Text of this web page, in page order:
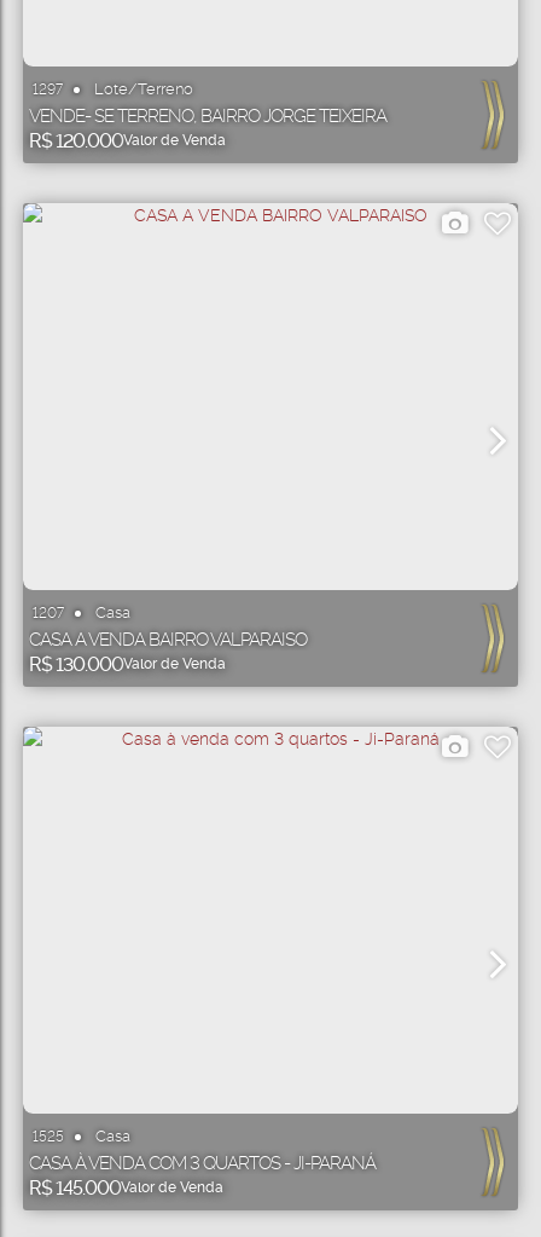
1297 Lote/Terreno
R$120.000Valor de Venda
VENDE- SE TERRENO, BAIRRO JORGE TEIXEIRA
1207 Casa
R$130.000Valor de Venda
CASA A VENDA BAIRRO VALPARAISO
1525 Casa
R$145.000Valor de Venda
CASA À VENDA COM 3 QUARTOS - JI-PARANÁ